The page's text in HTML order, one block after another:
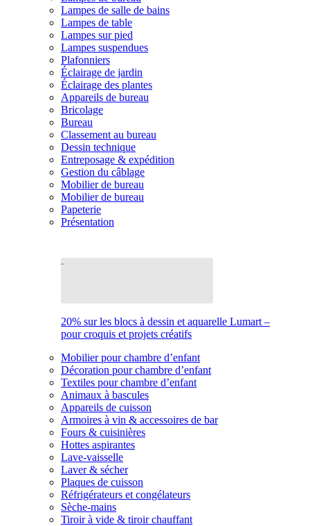
Lampes de salle de bains
Lampes de table
Lampes sur pied
Lampes suspendues
Plafonniers
Éclairage de jardin
Éclairage des plantes
Appareils de bureau
Bricolage
Bureau
Classement au bureau
Dessin technique
Entreposage & expédition
Gestion du câblage
Mobilier de bureau
Mobilier de bureau
Papeterie
Présentation
20% sur les blocs à dessin et aquarelle Lumart –
pour croquis et projets créatifs
Mobilier pour chambre d’enfant
Décoration pour chambre d’enfant
Textiles pour chambre d’enfant
Animaux à bascules
Appareils de cuisson
Armoires à vin & accessoires de bar
Fours & cuisinières
Hottes aspirantes
Lave-vaisselle
Laver & sécher
Plaques de cuisson
Réfrigérateurs et congélateurs
Sèche-mains
Tiroir à vide & tiroir chauffant